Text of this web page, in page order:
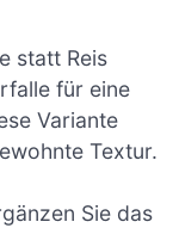
statt Reis
für eine
Variante
Textur.
Sie das